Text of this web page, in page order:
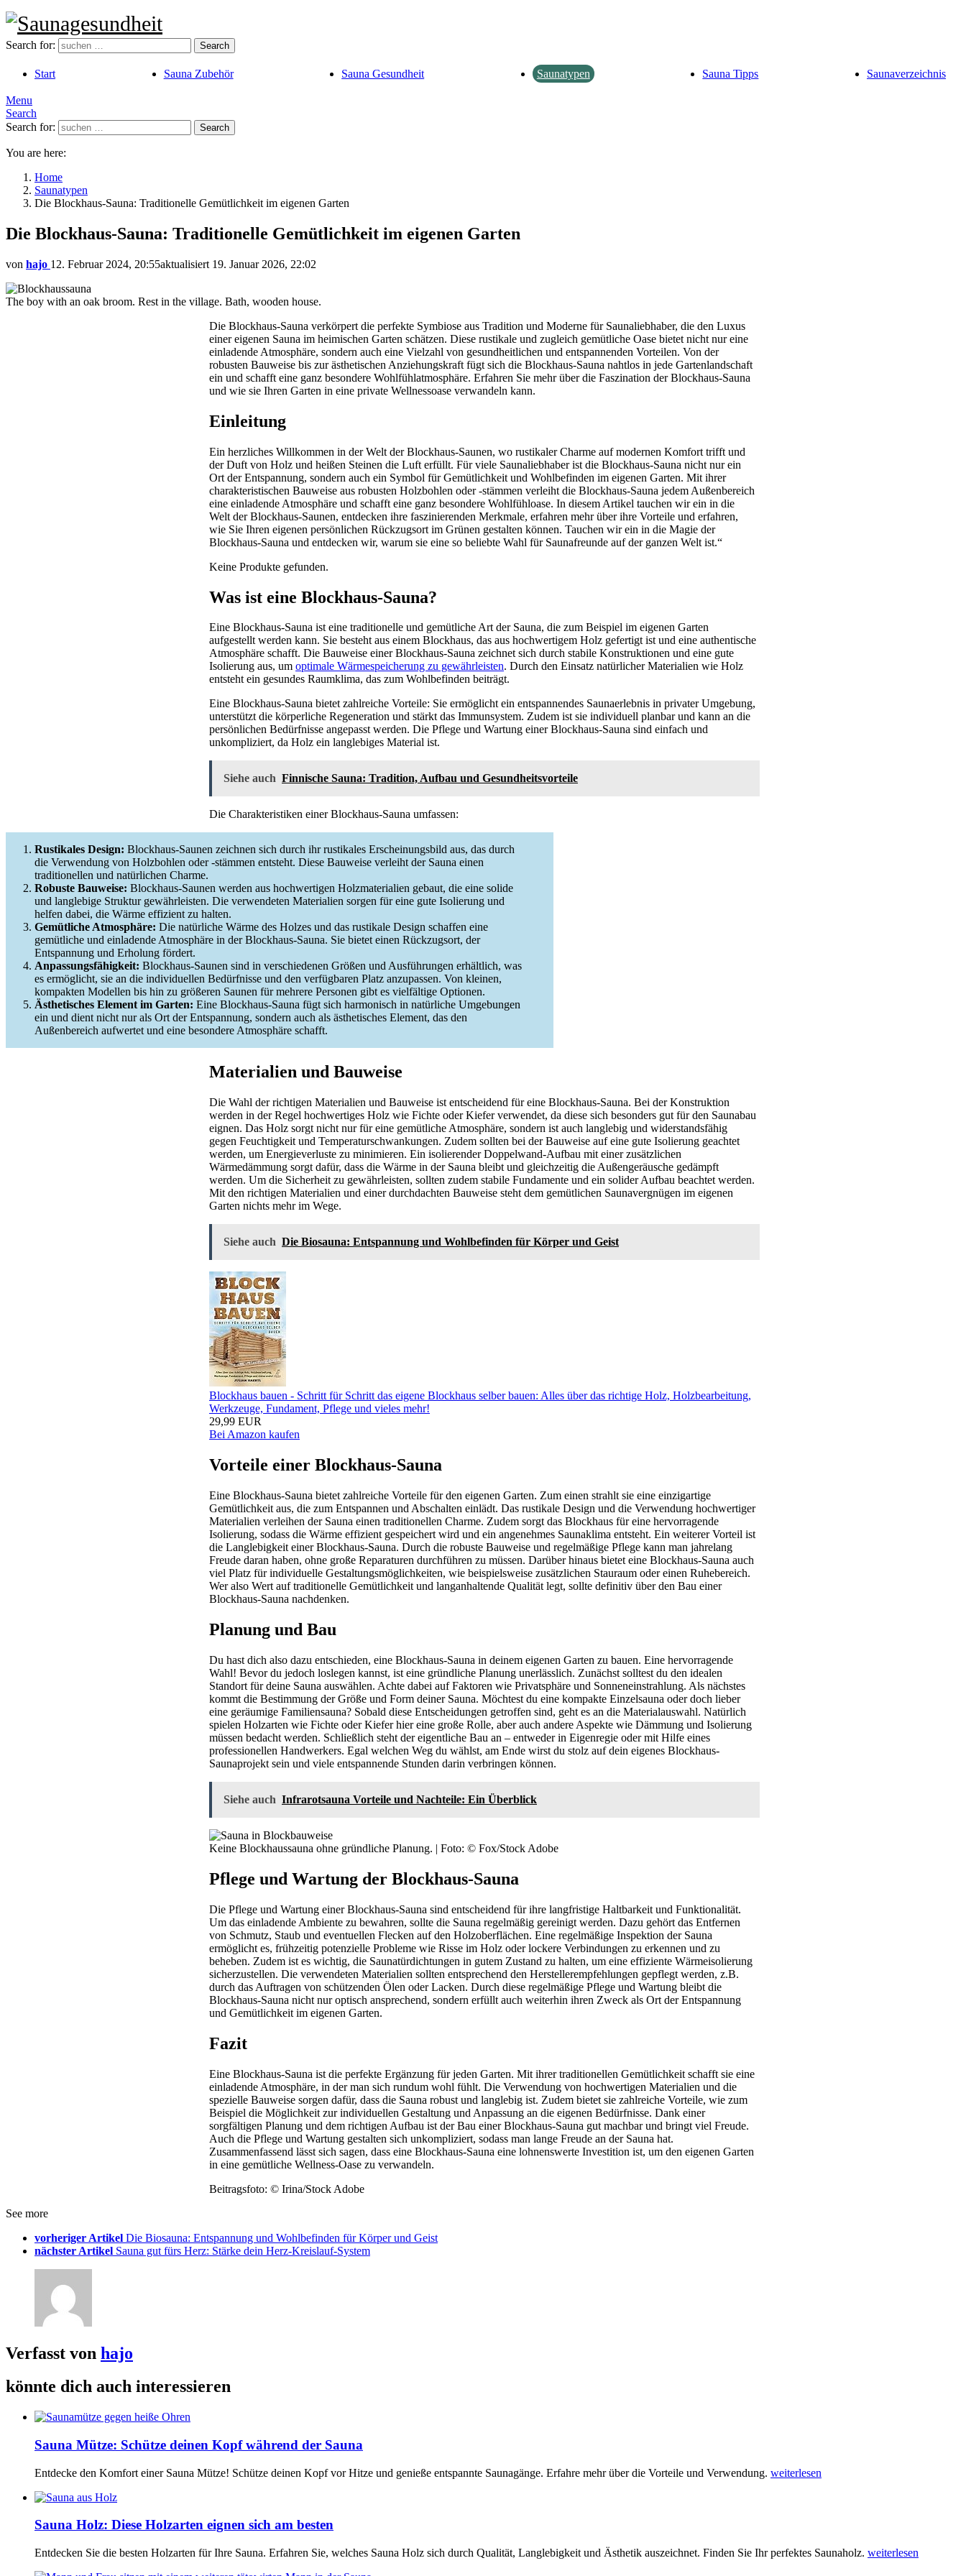
Search for: Search
Start Sauna Zubehör Sauna Gesundheit Saunatypen Sauna Tipps Saunaverzeichnis
Menu
Search
Search for:
Search
You are here:
Home
Saunatypen
Die Blockhaus-Sauna: Traditionelle Gemütlichkeit im eigenen Garten
Die Blockhaus-Sauna: Traditionelle Gemütlichkeit im eigenen Garten
von hajo 12. Februar 2024, 20:55aktualisiert 19. Januar 2026, 22:02
The boy with an oak broom. Rest in the village. Bath, wooden house.
Die Blockhaus-Sauna verkörpert die perfekte Symbiose aus Tradition und Moderne für Saunaliebhaber, die den Luxus
einer eigenen Sauna im heimischen Garten schätzen. Diese rustikale und zugleich gemütliche Oase bietet nicht nur eine
einladende Atmosphäre, sondern auch eine Vielzahl von gesundheitlichen und entspannenden Vorteilen. Von der
robusten Bauweise bis zur ästhetischen Anziehungskraft fügt sich die Blockhaus-Sauna nahtlos in jede Gartenlandschaft
ein und schafft eine ganz besondere Wohlfühlatmosphäre. Erfahren Sie mehr über die Faszination der Blockhaus-Sauna
und wie sie Ihren Garten in eine private Wellnessoase verwandeln kann.
Einleitung
Ein herzliches Willkommen in der Welt der Blockhaus-Saunen, wo rustikaler Charme auf modernen Komfort trifft und
der Duft von Holz und heißen Steinen die Luft erfüllt. Für viele Saunaliebhaber ist die Blockhaus-Sauna nicht nur ein
Ort der Entspannung, sondern auch ein Symbol für Gemütlichkeit und Wohlbefinden im eigenen Garten. Mit ihrer
charakteristischen Bauweise aus robusten Holzbohlen oder -stämmen verleiht die Blockhaus-Sauna jedem Außenbereich
eine einladende Atmosphäre und schafft eine ganz besondere Wohlfühloase. In diesem Artikel tauchen wir ein in die
Welt der Blockhaus-Saunen, entdecken ihre faszinierenden Merkmale, erfahren mehr über ihre Vorteile und erfahren,
wie Sie Ihren eigenen persönlichen Rückzugsort im Grünen gestalten können. Tauchen wir ein in die Magie der
Blockhaus-Sauna und entdecken wir, warum sie eine so beliebte Wahl für Saunafreunde auf der ganzen Welt ist.“
Keine Produkte gefunden.
Was ist eine Blockhaus-Sauna?
Eine Blockhaus-Sauna ist eine traditionelle und gemütliche Art der Sauna, die zum Beispiel im eigenen Garten
aufgestellt werden kann. Sie besteht aus einem Blockhaus, das aus hochwertigem Holz gefertigt ist und eine authentische
Atmosphäre schafft. Die Bauweise einer Blockhaus-Sauna zeichnet sich durch stabile Konstruktionen und eine gute
Isolierung aus, um optimale Wärmespeicherung zu gewährleisten. Durch den Einsatz natürlicher Materialien wie Holz
entsteht ein gesundes Raumklima, das zum Wohlbefinden beiträgt.
Eine Blockhaus-Sauna bietet zahlreiche Vorteile: Sie ermöglicht ein entspannendes Saunaerlebnis in privater Umgebung,
unterstützt die körperliche Regeneration und stärkt das Immunsystem. Zudem ist sie individuell planbar und kann an die
persönlichen Bedürfnisse angepasst werden. Die Pflege und Wartung einer Blockhaus-Sauna sind einfach und
unkompliziert, da Holz ein langlebiges Material ist.
Siehe auch Finnische Sauna: Tradition, Aufbau und Gesundheitsvorteile
Die Charakteristiken einer Blockhaus-Sauna umfassen:
Rustikales Design: Blockhaus-Saunen zeichnen sich durch ihr rustikales Erscheinungsbild aus, das durch
die Verwendung von Holzbohlen oder -stämmen entsteht. Diese Bauweise verleiht der Sauna einen
traditionellen und natürlichen Charme.
Robuste Bauweise: Blockhaus-Saunen werden aus hochwertigen Holzmaterialien gebaut, die eine solide
und langlebige Struktur gewährleisten. Die verwendeten Materialien sorgen für eine gute Isolierung und
helfen dabei, die Wärme effizient zu halten.
Gemütliche Atmosphäre: Die natürliche Wärme des Holzes und das rustikale Design schaffen eine
gemütliche und einladende Atmosphäre in der Blockhaus-Sauna. Sie bietet einen Rückzugsort, der
Entspannung und Erholung fördert.
Anpassungsfähigkeit: Blockhaus-Saunen sind in verschiedenen Größen und Ausführungen erhältlich, was
es ermöglicht, sie an die individuellen Bedürfnisse und den verfügbaren Platz anzupassen. Von kleinen,
kompakten Modellen bis hin zu größeren Saunen für mehrere Personen gibt es vielfältige Optionen.
Ästhetisches Element im Garten: Eine Blockhaus-Sauna fügt sich harmonisch in natürliche Umgebungen
ein und dient nicht nur als Ort der Entspannung, sondern auch als ästhetisches Element, das den
Außenbereich aufwertet und eine besondere Atmosphäre schafft.
Materialien und Bauweise
Die Wahl der richtigen Materialien und Bauweise ist entscheidend für eine Blockhaus-Sauna. Bei der Konstruktion
werden in der Regel hochwertiges Holz wie Fichte oder Kiefer verwendet, da diese sich besonders gut für den Saunabau
eignen. Das Holz sorgt nicht nur für eine gemütliche Atmosphäre, sondern ist auch langlebig und widerstandsfähig
gegen Feuchtigkeit und Temperaturschwankungen. Zudem sollten bei der Bauweise auf eine gute Isolierung geachtet
werden, um Energieverluste zu minimieren. Ein isolierender Doppelwand-Aufbau mit einer zusätzlichen
Wärmedämmung sorgt dafür, dass die Wärme in der Sauna bleibt und gleichzeitig die Außengeräusche gedämpft
werden. Um die Sicherheit zu gewährleisten, sollten zudem stabile Fundamente und ein solider Aufbau beachtet werden.
Mit den richtigen Materialien und einer durchdachten Bauweise steht dem gemütlichen Saunavergnügen im eigenen
Garten nichts mehr im Wege.
Siehe auch Die Biosauna: Entspannung und Wohlbefinden für Körper und Geist
Blockhaus bauen - Schritt für Schritt das eigene Blockhaus selber bauen: Alles über das richtige Holz, Holzbearbeitung,
Werkzeuge, Fundament, Pflege und vieles mehr!
29,99 EUR
Bei Amazon kaufen
Vorteile einer Blockhaus-Sauna
Eine Blockhaus-Sauna bietet zahlreiche Vorteile für den eigenen Garten. Zum einen strahlt sie eine einzigartige
Gemütlichkeit aus, die zum Entspannen und Abschalten einlädt. Das rustikale Design und die Verwendung hochwertiger
Materialien verleihen der Sauna einen traditionellen Charme. Zudem sorgt das Blockhaus für eine hervorragende
Isolierung, sodass die Wärme effizient gespeichert wird und ein angenehmes Saunaklima entsteht. Ein weiterer Vorteil ist
die Langlebigkeit einer Blockhaus-Sauna. Durch die robuste Bauweise und regelmäßige Pflege kann man jahrelang
Freude daran haben, ohne große Reparaturen durchführen zu müssen. Darüber hinaus bietet eine Blockhaus-Sauna auch
viel Platz für individuelle Gestaltungsmöglichkeiten, wie beispielsweise zusätzlichen Stauraum oder einen Ruhebereich.
Wer also Wert auf traditionelle Gemütlichkeit und langanhaltende Qualität legt, sollte definitiv über den Bau einer
Blockhaus-Sauna nachdenken.
Planung und Bau
Du hast dich also dazu entschieden, eine Blockhaus-Sauna in deinem eigenen Garten zu bauen. Eine hervorragende
Wahl! Bevor du jedoch loslegen kannst, ist eine gründliche Planung unerlässlich. Zunächst solltest du den idealen
Standort für deine Sauna auswählen. Achte dabei auf Faktoren wie Privatsphäre und Sonneneinstrahlung. Als nächstes
kommt die Bestimmung der Größe und Form deiner Sauna. Möchtest du eine kompakte Einzelsauna oder doch lieber
eine geräumige Familiensauna? Sobald diese Entscheidungen getroffen sind, geht es an die Materialauswahl. Natürlich
spielen Holzarten wie Fichte oder Kiefer hier eine große Rolle, aber auch andere Aspekte wie Dämmung und Isolierung
müssen bedacht werden. Schließlich steht der eigentliche Bau an – entweder in Eigenregie oder mit Hilfe eines
professionellen Handwerkers. Egal welchen Weg du wählst, am Ende wirst du stolz auf dein eigenes Blockhaus-
Saunaprojekt sein und viele entspannende Stunden darin verbringen können.
Siehe auch Infrarotsauna Vorteile und Nachteile: Ein Überblick
Keine Blockhaussauna ohne gründliche Planung. | Foto: © Fox/Stock Adobe
Pflege und Wartung der Blockhaus-Sauna
Die Pflege und Wartung einer Blockhaus-Sauna sind entscheidend für ihre langfristige Haltbarkeit und Funktionalität.
Um das einladende Ambiente zu bewahren, sollte die Sauna regelmäßig gereinigt werden. Dazu gehört das Entfernen
von Schmutz, Staub und eventuellen Flecken auf den Holzoberflächen. Eine regelmäßige Inspektion der Sauna
ermöglicht es, frühzeitig potenzielle Probleme wie Risse im Holz oder lockere Verbindungen zu erkennen und zu
beheben. Zudem ist es wichtig, die Saunatürdichtungen in gutem Zustand zu halten, um eine effiziente Wärmeisolierung
sicherzustellen. Die verwendeten Materialien sollten entsprechend den Herstellerempfehlungen gepflegt werden, z.B.
durch das Auftragen von schützenden Ölen oder Lacken. Durch diese regelmäßige Pflege und Wartung bleibt die
Blockhaus-Sauna nicht nur optisch ansprechend, sondern erfüllt auch weiterhin ihren Zweck als Ort der Entspannung
und Gemütlichkeit im eigenen Garten.
Fazit
Eine Blockhaus-Sauna ist die perfekte Ergänzung für jeden Garten. Mit ihrer traditionellen Gemütlichkeit schafft sie eine
einladende Atmosphäre, in der man sich rundum wohl fühlt. Die Verwendung von hochwertigen Materialien und die
spezielle Bauweise sorgen dafür, dass die Sauna robust und langlebig ist. Zudem bietet sie zahlreiche Vorteile, wie zum
Beispiel die Möglichkeit zur individuellen Gestaltung und Anpassung an die eigenen Bedürfnisse. Dank einer
sorgfältigen Planung und dem richtigen Aufbau ist der Bau einer Blockhaus-Sauna gut machbar und bringt viel Freude.
Auch die Pflege und Wartung gestalten sich unkompliziert, sodass man lange Freude an der Sauna hat.
Zusammenfassend lässt sich sagen, dass eine Blockhaus-Sauna eine lohnenswerte Investition ist, um den eigenen Garten
in eine gemütliche Wellness-Oase zu verwandeln.
Beitragsfoto: © Irina/Stock Adobe
See more
vorheriger Artikel Die Biosauna: Entspannung und Wohlbefinden für Körper und Geist
nächster Artikel Sauna gut fürs Herz: Stärke dein Herz-Kreislauf-System
Verfasst von hajo
könnte dich auch interessieren
Sauna Mütze: Schütze deinen Kopf während der Sauna
Entdecke den Komfort einer Sauna Mütze! Schütze deinen Kopf vor Hitze und genieße entspannte Saunagänge. Erfahre mehr über die Vorteile und Verwendung. weiterlesen
Sauna Holz: Diese Holzarten eignen sich am besten
Entdecken Sie die besten Holzarten für Ihre Sauna. Erfahren Sie, welches Sauna Holz sich durch Qualität, Langlebigkeit und Ästhetik auszeichnet. Finden Sie Ihr perfektes Saunaholz. weiterlesen